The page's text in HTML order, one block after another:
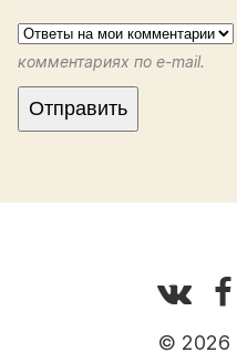
комментариях по e-mail.
© 2026 |